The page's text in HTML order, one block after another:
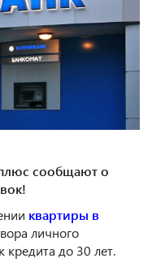
сообщают о
квартиры в
личного
кредита до 30 лет.